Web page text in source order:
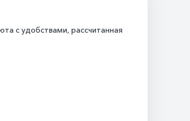
с удобствами, рассчитанная